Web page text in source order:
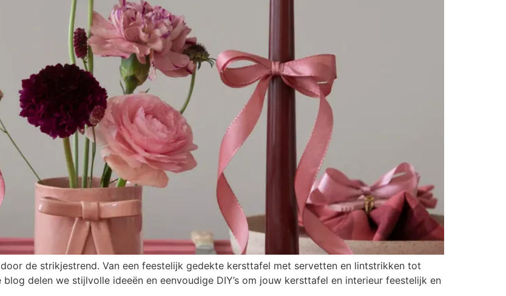
de strikjestrend. Van een feestelijk gedekte kersttafel met servetten en lintstrikken tot
delen we stijlvolle ideeën en eenvoudige DIY’s om jouw kersttafel en interieur feestelijk en